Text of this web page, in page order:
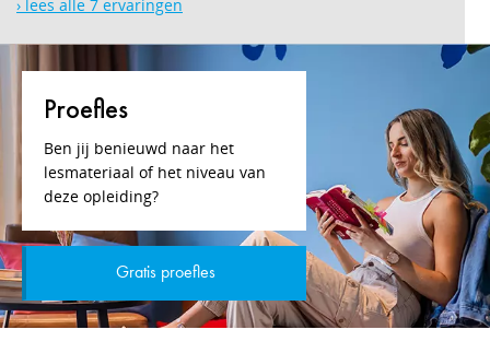
› lees alle 7 ervaringen
Proefles
Ben jij benieuwd naar het
lesmateriaal of het niveau van
deze opleiding?
Gratis proefles